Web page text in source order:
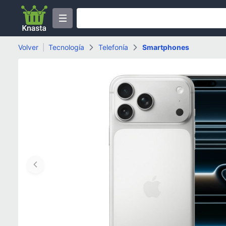
Volver Tecnología Telefonía Smartphones